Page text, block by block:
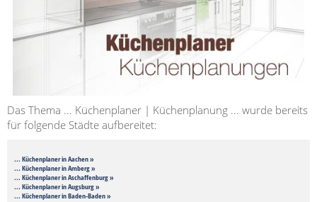
Das Thema ... Küchenplaner | Küchenplanung ... wurde bereits
für folgende Städte aufbereitet:
... Küchenplaner in Aachen »
... Küchenplaner in Amberg »
... Küchenplaner in Aschaffenburg »
... Küchenplaner in Augsburg »
... Küchenplaner in Baden-Baden »